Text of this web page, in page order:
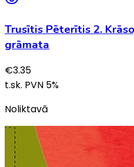
Trusītis Pēterītis 2.
grāmata
€3.35
t.sk. PVN 5%
Noliktavā